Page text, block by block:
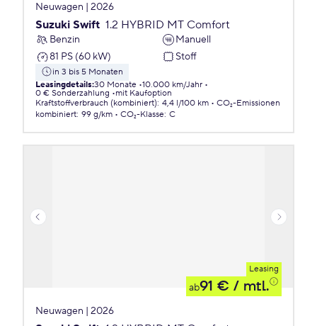
Neuwagen | 2026
Suzuki Swift 1.2 HYBRID MT Comfort
Benzin
Manuell
81 PS (60 kW)
Stoff
in 3 bis 5 Monaten
Leasingdetails:30 Monate 10.000 km/Jahr
0 € Sonderzahlung
mit Kaufoption
Kraftstoffverbrauch (kombiniert): 4,4 l/100 km
CO₂-Emissionen
kombiniert: 99 g/km CO₂-Klasse: C
Leasing
ab91 € / mtl.
Neuwagen | 2026